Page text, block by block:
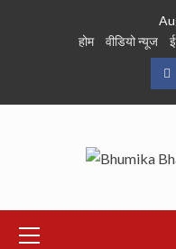
होम
वीडियो न्यूज
Menu